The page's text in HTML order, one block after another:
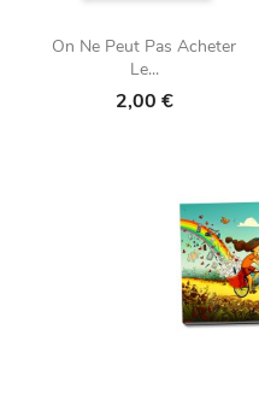
On Ne Peut Pas Acheter
Le...
2,00 €